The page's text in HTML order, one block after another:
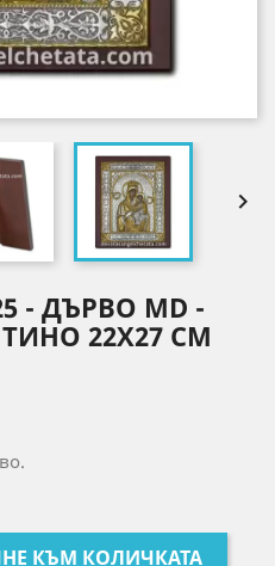

- ДЪРВО MD -
22X27 CM
КЪМ КОЛИЧКАТА